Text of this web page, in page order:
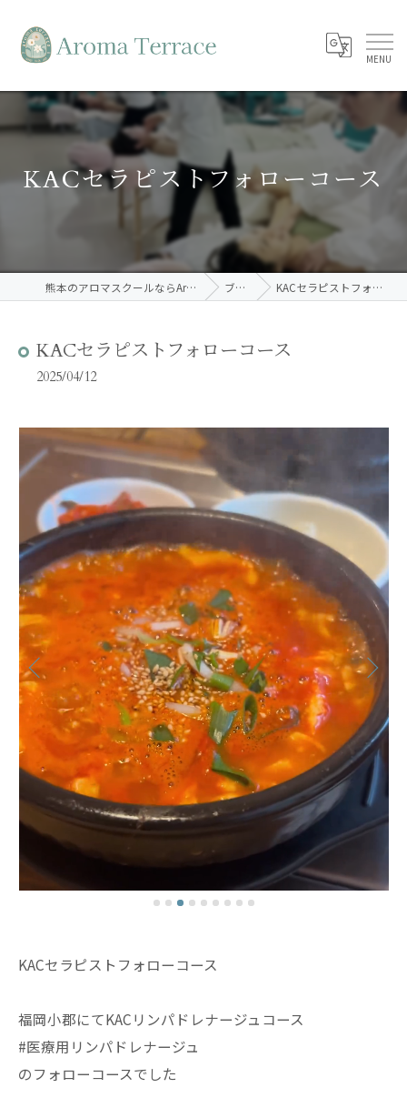
KACセラピストフォローコース
熊本のアロマスクールならAroma Terrace ブログ KACセラピストフォローコース
KACセラピストフォローコース
2025/04/12
KACセラピストフォローコース
福岡小郡にてKACリンパドレナージュコース
#医療用リンパドレナージュ
のフォローコースでした